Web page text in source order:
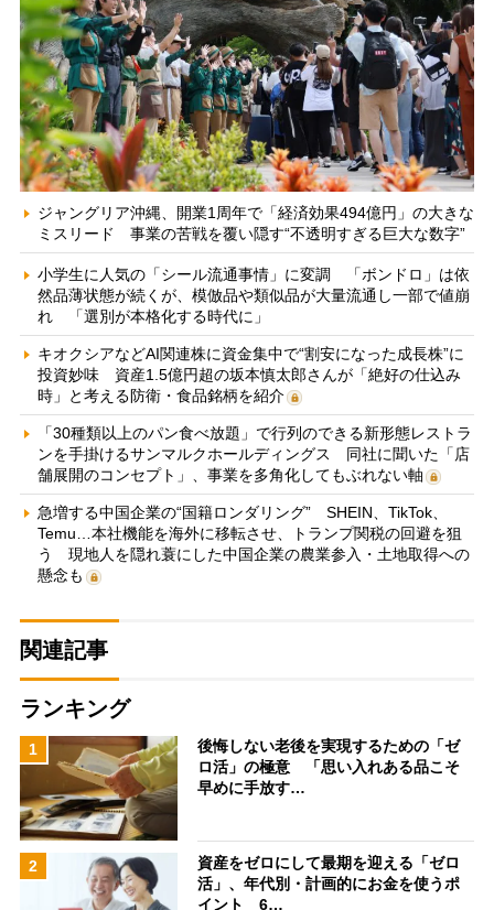
ジャングリア沖縄、開業1周年で「経済効果494億円」の大きな
ミスリード 事業の苦戦を覆い隠す“不透明すぎる巨大な数字”
小学生に人気の「シール流通事情」に変調 「ボンドロ」は依
然品薄状態が続くが、模倣品や類似品が大量流通し一部で値崩
れ 「選別が本格化する時代に」
キオクシアなどAI関連株に資金集中で“割安になった成長株”に
投資妙味 資産1.5億円超の坂本慎太郎さんが「絶好の仕込み
時」と考える防衛・食品銘柄を紹介
「30種類以上のパン食べ放題」で行列のできる新形態レストラ
ンを手掛けるサンマルクホールディングス 同社に聞いた「店
舗展開のコンセプト」、事業を多角化してもぶれない軸
急増する中国企業の“国籍ロンダリング” SHEIN、TikTok、
Temu…本社機能を海外に移転させ、トランプ関税の回避を狙
う 現地人を隠れ蓑にした中国企業の農業参入・土地取得への
懸念も
関連記事
ランキング
1
後悔しない老後を実現するための「ゼ
ロ活」の極意 「思い入れある品こそ
早めに手放す…
2
資産をゼロにして最期を迎える「ゼロ
活」、年代別・計画的にお金を使うポ
イント 6…